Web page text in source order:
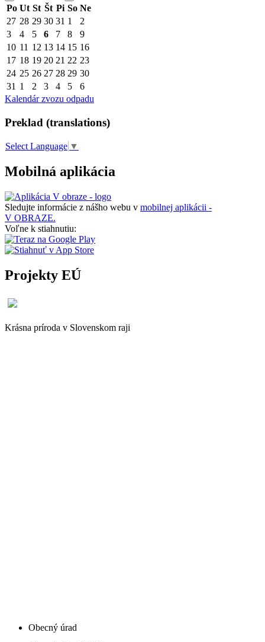
Po Ut St Št Pi So Ne
27 28 29 30 31 1
2
3
4 5 6 7 8
9
10 11 12 13 14 15 16
17 18 19 20 21 22 23
24 25 26 27 28 29 30
31 1 2 3 4 5
6
Kalendár zvozu odpadu
Preklad (translations)
Select Language ▼
Mobilná aplikácia
Sledujte informácie z nášho webu v mobilnej aplikácii -
V OBRAZE.
Voľne k stiahnutiu:
Projekty EÚ
Krásna príroda v Slovenskom raji
Obecný úrad